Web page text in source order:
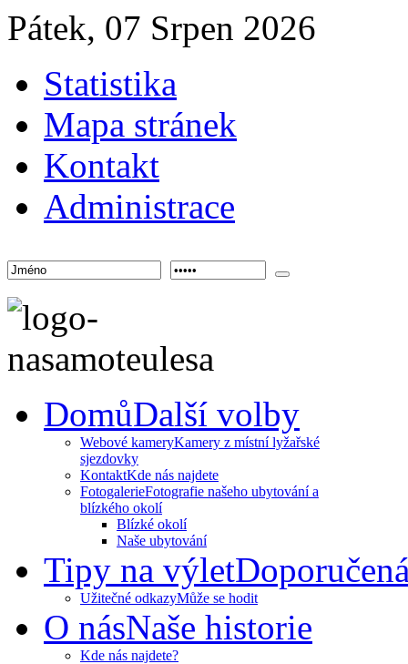
Pátek, 07 Srpen 2026
Statistika
Mapa stránek
Kontakt
Administrace
DomůDalší volby
Webové kameryKamery z místní lyžařské
sjezdovky
KontaktKde nás najdete
FotogalerieFotografie našeho ubytování a
blízkého okolí
Blízké okolí
Naše ubytování
Tipy na výlet
Užitečné odkazyMůže se hodit
O násNaše historie
Kde nás najdete?